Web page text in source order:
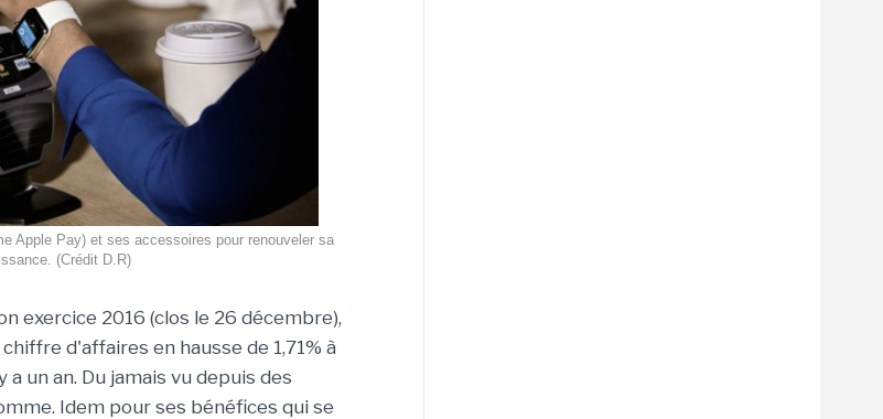
Apple Pay) et ses accessoires pour renouveler sa
(Crédit D.R)
exercice 2016 (clos le 26 décembre),
d'affaires en hausse de 1,71% à
un an. Du jamais vu depuis des
Idem pour ses bénéfices qui se